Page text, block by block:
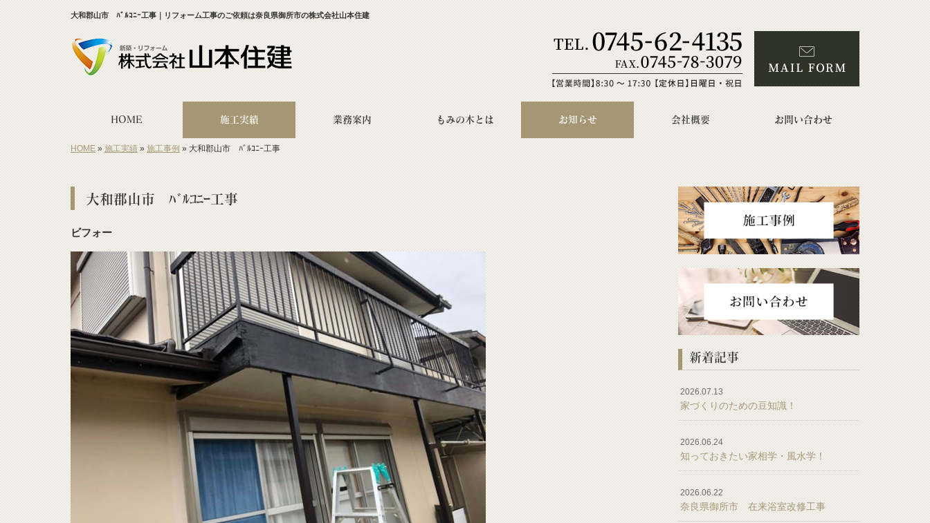
大和郡山市 ﾊﾞﾙｺﾆｰ工事｜リフォーム工事のご依頼は奈良県御所市の株式会社山本住建
HOME 施工実績 業務案内 もみの木とは お知らせ 会社概要 お問い合わせ
HOME » 施工実績 » 施工事例 » 大和郡山市 ﾊﾞﾙｺﾆｰ工事
大和郡山市 ﾊﾞﾙｺﾆｰ工事
ビフォー
新着記事
2026.07.13
家づくりのための豆知識！
2026.06.24
知っておきたい家相学・風水学！
2026.06.22
奈良県御所市 在来浴室改修工事